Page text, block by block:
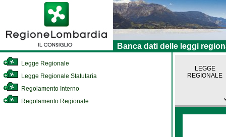
Banca dati delle leggi
Legge Regionale
Legge Regionale Statutaria
Regolamento Interno
Regolamento Regionale
LEGGE
REGIONALE